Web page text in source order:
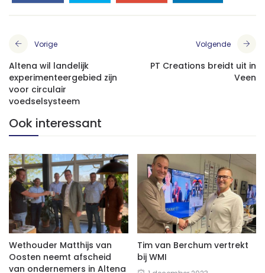
Vorige
Altena wil landelijk
experimenteergebied zijn
voor circulair
voedselsysteem
Volgende
PT Creations breidt uit in
Veen
Ook interessant
Wethouder Matthijs van
Oosten neemt afscheid
van ondernemers in Altena
Tim van Berchum vertrekt
bij WMI